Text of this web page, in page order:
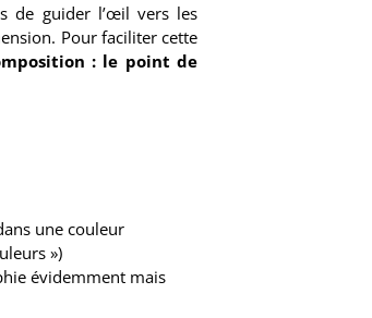
de guider l’œil vers les
Pour faciliter cette
: le point de
une couleur
»)
évidemment mais
peinture ?